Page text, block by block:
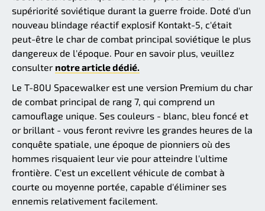
supériorité soviétique durant la guerre froide. Doté d'un
nouveau blindage réactif explosif Kontakt-5, c'était
peut-être le char de combat principal soviétique le plus
dangereux de l'époque. Pour en savoir plus, veuillez
consulter notre article dédié.
Le T-80U Spacewalker est une version Premium du char
de combat principal de rang 7, qui comprend un
camouflage unique. Ses couleurs - blanc, bleu foncé et
or brillant - vous feront revivre les grandes heures de la
conquête spatiale, une époque de pionniers où des
hommes risquaient leur vie pour atteindre l'ultime
frontière. C'est un excellent véhicule de combat à
courte ou moyenne portée, capable d'éliminer ses
ennemis relativement facilement.